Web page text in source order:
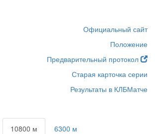
Официальный сайт
Положение
Предварительный протокол
Старая карточка серии
Результаты в КЛБМатче
10800 м 6300 м